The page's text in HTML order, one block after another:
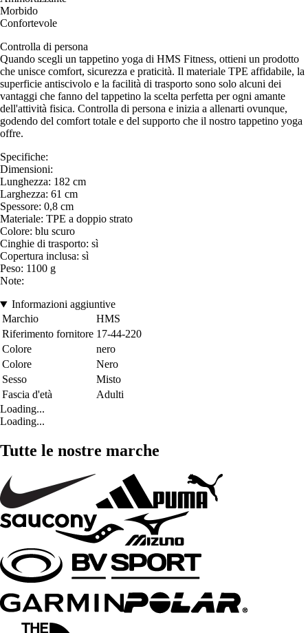
Morbido
Confortevole
Controlla di persona
Quando scegli un tappetino yoga di HMS Fitness, ottieni un prodotto
che unisce comfort, sicurezza e praticità. Il materiale TPE affidabile, la
superficie antiscivolo e la facilità di trasporto sono solo alcuni dei
vantaggi che fanno del tappetino la scelta perfetta per ogni amante
dell'attività fisica. Controlla di persona e inizia a allenarti ovunque,
godendo del comfort totale e del supporto che il nostro tappetino yoga
offre.
Specifiche:
Dimensioni:
Lunghezza: 182 cm
Larghezza: 61 cm
Spessore: 0,8 cm
Materiale: TPE a doppio strato
Colore: blu scuro
Cinghie di trasporto: sì
Copertura inclusa: sì
Peso: 1100 g
Note:
Informazioni aggiuntive
Marchio
HMS
Riferimento fornitore 17-44-220
Colore
nero
Colore
Nero
Sesso
Misto
Fascia d'età
Adulti
Loading...
Loading...
Tutte le nostre marche